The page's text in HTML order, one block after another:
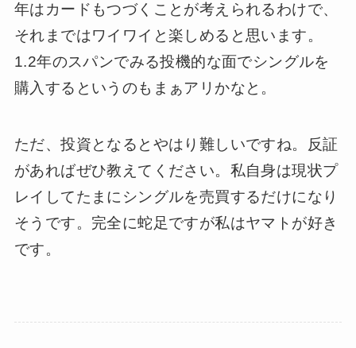
年はカードもつづくことが考えられるわけで、
それまではワイワイと楽しめると思います。
1.2年のスパンでみる投機的な面でシングルを
購入するというのもまぁアリかなと。
ただ、投資となるとやはり難しいですね。反証
があればぜひ教えてください。私自身は現状プ
レイしてたまにシングルを売買するだけになり
そうです。完全に蛇足ですが私はヤマトが好き
です。